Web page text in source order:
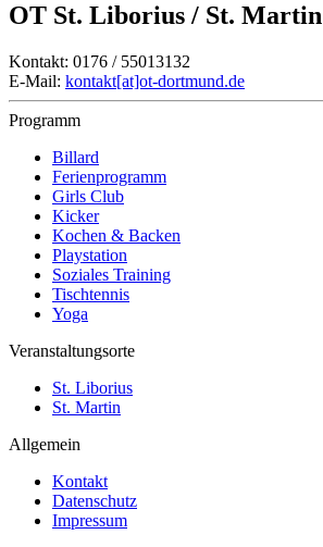
OT St. Liborius / St. Martin
Kontakt: 0176 / 55013132
E-Mail: kontakt[at]ot-dortmund.de
Programm
Billard
Ferienprogramm
Girls Club
Kicker
Kochen & Backen
Playstation
Soziales Training
Tischtennis
Yoga
Veranstaltungsorte
St. Liborius
St. Martin
Allgemein
Kontakt
Datenschutz
Impressum